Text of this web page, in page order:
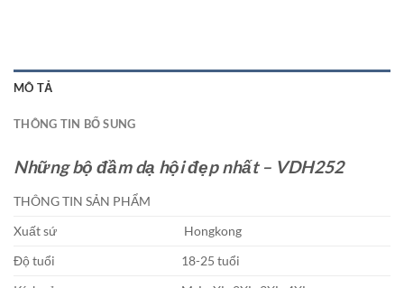
MÔ TẢ
THÔNG TIN BỔ SUNG
Những bộ đầm dạ hội đẹp nhất – VDH252
THÔNG TIN SẢN PHẨM
Xuất sứ
Hongkong
Độ tuổi
18-25 tuổi